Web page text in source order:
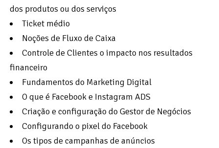
dos produtos ou dos serviços
Ticket médio
Noções de Fluxo de Caixa
Controle de Clientes o impacto nos resultados
financeiro
Fundamentos do Marketing Digital
O que é Facebook e Instagram ADS
Criação e configuração do Gestor de Negócios
Configurando o pixel do Facebook
Os tipos de campanhas de anúncios